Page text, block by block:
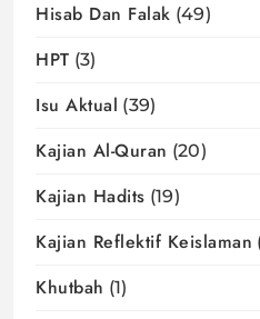
Hisab Dan Falak (49)
HPT (3)
Isu Aktual (39)
Kajian Al-Quran (20)
Kajian Hadits (19)
Kajian Reflektif Keislaman
Khutbah (1)